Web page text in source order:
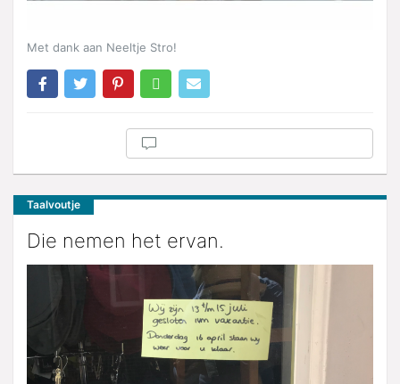
Met dank aan Neeltje Stro!
Taalvoutje
Die nemen het ervan.